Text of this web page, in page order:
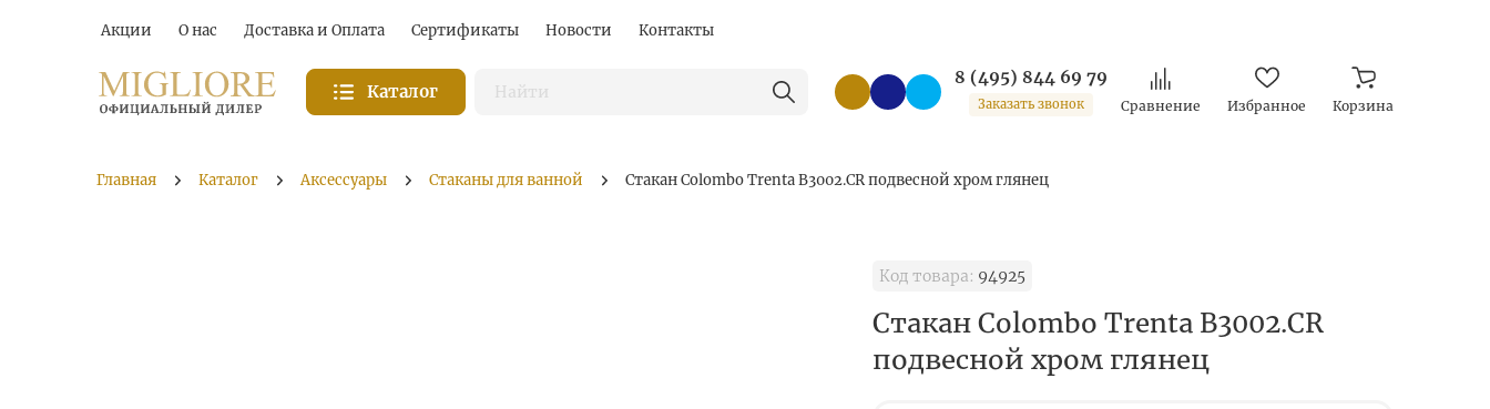
Акции О нас Доставка и Оплата Сертификаты Новости Контакты
Каталог
8 (495) 844 69 79
Заказать звонок Сравнение Избранное Корзина
Главная Каталог Аксессуары Стаканы для ванной Стакан Colombo Trenta B3002.CR подвесной хром глянец
Код товара: 94925
Стакан Colombo Trenta B3002.CR
подвесной хром глянец